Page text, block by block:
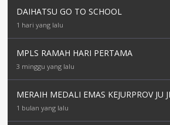
DAIHATSU GO TO SCHOOL
1 hari yang lalu
MPLS RAMAH HARI PERTAMA
3 minggu yang lalu
MERAIH MEDALI EMAS KEJURPROV JU
1 bulan yang lalu